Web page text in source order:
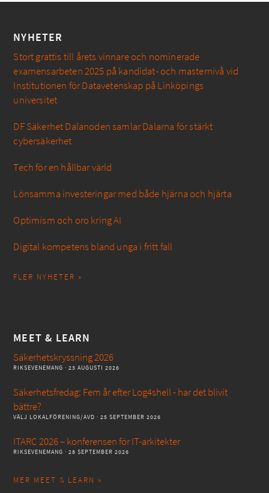
NYHETER
Stort grattis till årets vinnare och nominerade
examensarbeten 2025 på kandidat- och masternivå vid
Institutionen för Datavetenskap på Linköpings
universitet
DF Säkerhet Dalanoden samlar Dalarna för stärkt
cybersäkerhet
Tech för en hållbar värld
Lönsamma investeringar med både hjärna och hjärta
Optimism och oro kring AI
Digital kompetens bland unga i fritt fall
FLER NYHETER »
MEET & LEARN
Säkerhetskryssning 2026
RIKSEVENEMANG · 23 AUGUSTI 2026
Säkerhetsfredag: Fem år efter Log4shell - har det blivit
bättre?
VÄLJ LOKALFÖRENING/AVD · 25 SEPTEMBER 2026
ITARC 2026 – konferensen för IT-arkitekter
RIKSEVENEMANG · 28 SEPTEMBER 2026
MER MEET & LEARN »